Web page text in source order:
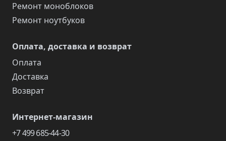
Ремонт моноблоков
Ремонт ноутбуков
Оплата, доставка и возврат
Оплата
Доставка
Возврат
Интернет-магазин
+7 499 685-44-30